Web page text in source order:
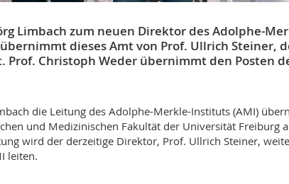
Limbach zum neuen Direktor des Adolphe-
dieses Amt von Prof. Ullrich Steiner,
Prof. Christoph Weder übernimmt den Posten
die Leitung des Adolphe-Merkle-Instituts (AMI)
und Medizinischen Fakultät der Universität Freiburg
wird der derzeitige Direktor, Prof. Ullrich Steiner,
leiten.